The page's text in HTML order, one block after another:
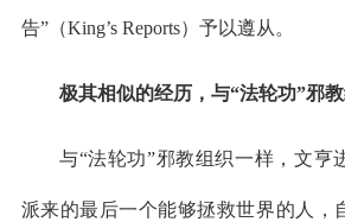
告”（King’s Reports）予以遵从。
极其相似的经历，与“法轮功”邪
与“法轮功”邪教组织一样，文亨
派来的最后一个能够拯救世界的人，